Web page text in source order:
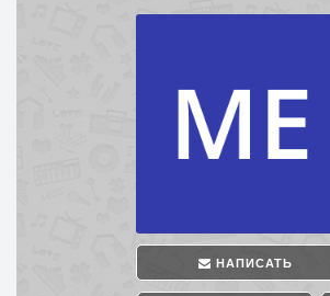
НАПИСАТЬ